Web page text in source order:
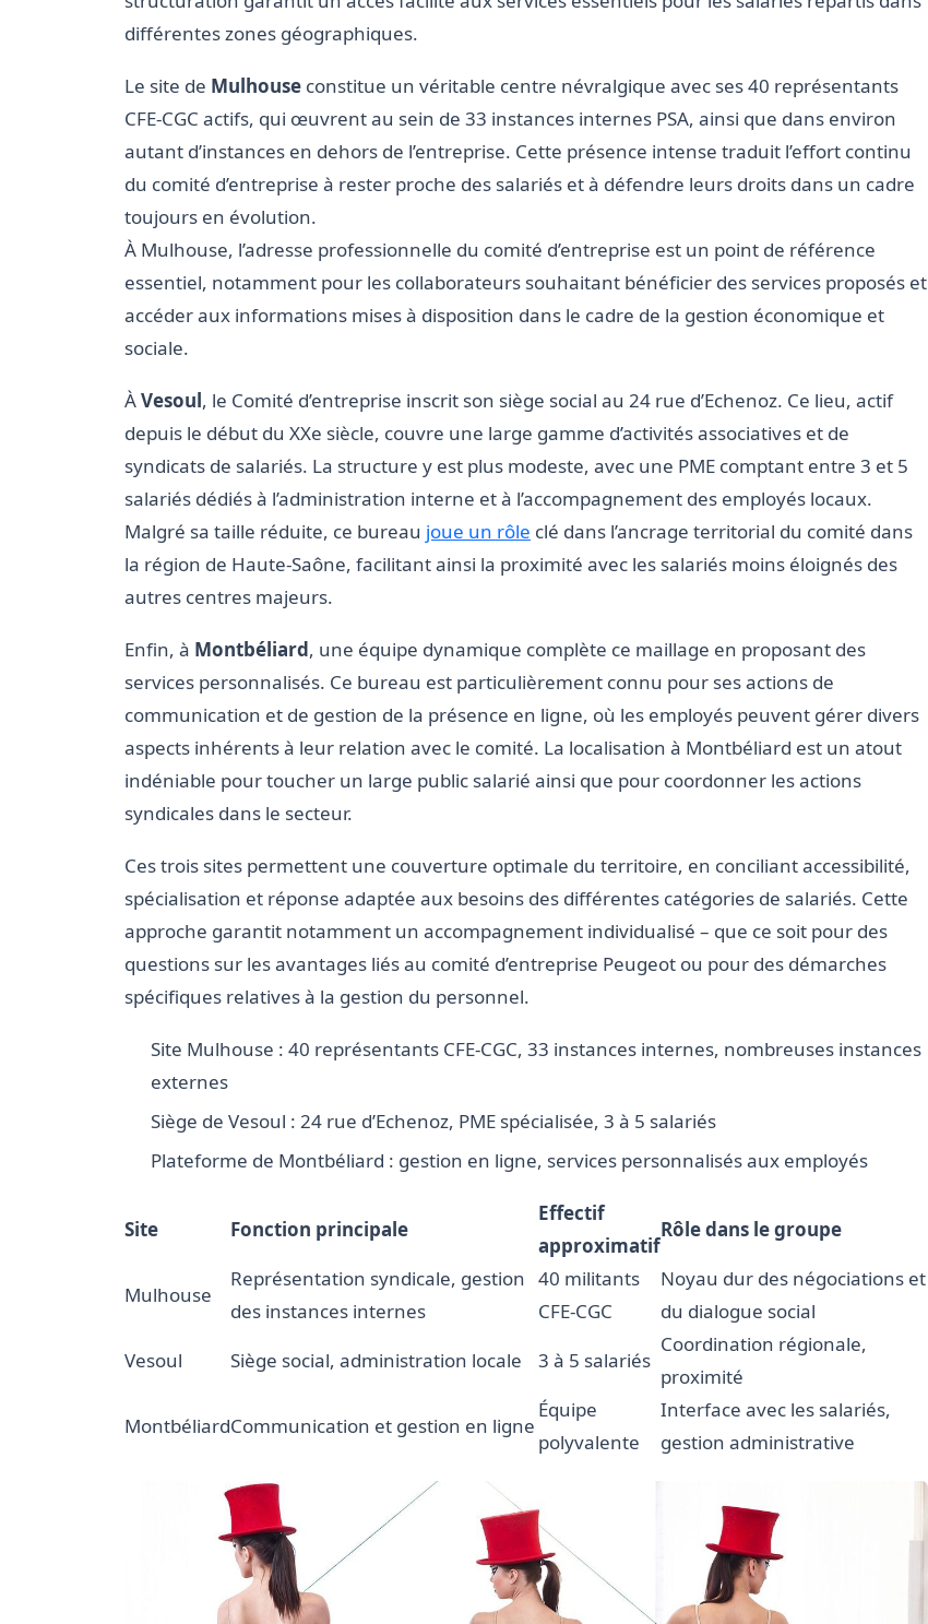
différentes zones géographiques.
Le site de Mulhouse constitue un véritable centre névralgique avec ses 40 représentants
CFE-CGC actifs, qui œuvrent au sein de 33 instances internes PSA, ainsi que dans environ
autant d’instances en dehors de l’entreprise. Cette présence intense traduit l’effort continu
du comité d’entreprise à rester proche des salariés et à défendre leurs droits dans un cadre
toujours en évolution.
À Mulhouse, l’adresse professionnelle du comité d’entreprise est un point de référence
essentiel, notamment pour les collaborateurs souhaitant bénéficier des services proposés et
accéder aux informations mises à disposition dans le cadre de la gestion économique et
sociale.
ÀVesoul, le Comité d’entreprise inscrit son siège social au 24 rue d’Echenoz. Ce lieu, actif
depuis le début du XXe siècle, couvre une large gamme d’activités associatives et de
syndicats de salariés. La structure y est plus modeste, avec une PME comptant entre 3 et 5
salariés dédiés à l’administration interne et à l’accompagnement des employés locaux.
Malgré sa taille réduite, ce bureau joue un rôle clé dans l’ancrage territorial du comité dans
la région de Haute-Saône, facilitant ainsi la proximité avec les salariés moins éloignés des
autres centres majeurs.
Enfin, à Montbéliard, une équipe dynamique complète ce maillage en proposant des
services personnalisés. Ce bureau est particulièrement connu pour ses actions de
communication et de gestion de la présence en ligne, où les employés peuvent gérer divers
aspects inhérents à leur relation avec le comité. La localisation à Montbéliard est un atout
indéniable pour toucher un large public salarié ainsi que pour coordonner les actions
syndicales dans le secteur.
Ces trois sites permettent une couverture optimale du territoire, en conciliant accessibilité,
spécialisation et réponse adaptée aux besoins des différentes catégories de salariés. Cette
approche garantit notamment un accompagnement individualisé – que ce soit pour des
questions sur les avantages liés au comité d’entreprise Peugeot ou pour des démarches
spécifiques relatives à la gestion du personnel.
Site Mulhouse : 40 représentants CFE-CGC, 33 instances internes, nombreuses instances
externes
Siège de Vesoul : 24 rue d’Echenoz, PME spécialisée, 3 à 5 salariés
Plateforme de Montbéliard : gestion en ligne, services personnalisés aux employés
Site Fonction principale
Effectif
approximatif
Rôle dans le groupe
Mulhouse
Représentation syndicale, gestion
des instances internes
40 militants
CFE-CGC
Noyau dur des négociations et
du dialogue social
Vesoul
Siège social, administration locale 3 à 5 salariés
Coordination régionale,
proximité
MontbéliardCommunication et gestion en ligne
Équipe
polyvalente
Interface avec les salariés,
gestion administrative